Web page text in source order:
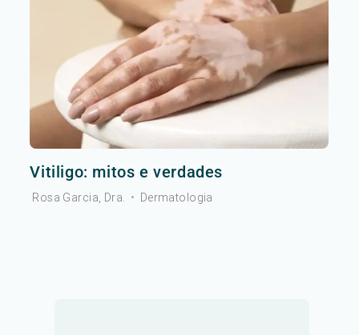
Vitiligo: mitos e verdades
Rosa Garcia, Dra. • Dermatologia